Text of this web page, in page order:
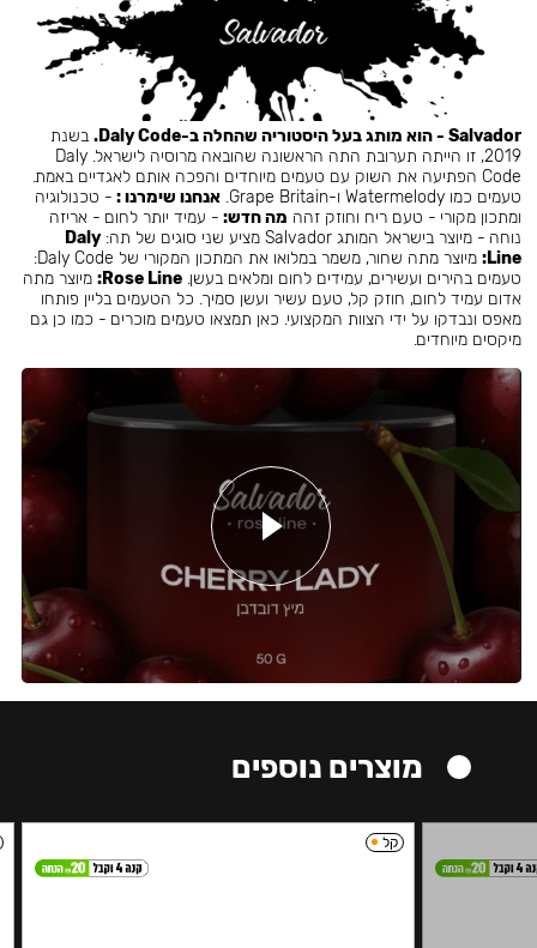
Salvador - הוא מותג בעל היסטוריה שהחלה ב-Daly Code.
בשנת
2019, זו הייתה תערובת התה הראשונה שהובאה מרוסיה לישראל. Daly
Code הפתיעה את השוק עם טעמים מיוחדים והפכה אותם לאגדיים באמת.
טעמים כמו Watermelody ו-Grape Britain.
אנחנו שימרנו : - טכנולוגיה
ומתכון מקורי - טעם ריח וחוזק זהה מה חדש: - עמיד יותר לחום - אריזה
נוחה - מיוצר בישראל המותג Salvador מציע שני סוגים של תה:
Daly
Line:
מיוצר מתה שחור, משמר במלואו את המתכון המקורי של Daly Code:
טעמים בהירים ועשירים, עמידים לחום ומלאים בעשן.Rose Line: מיוצר מתה
אדום עמיד לחום, חוזק קל, טעם עשיר ועשן סמיך. כל הטעמים בליין פותחו
מאפס ונבדקו על ידי הצוות המקצועי. כאן תמצאו טעמים מוכרים - כמו כן גם
מיקסים מיוחדים.
מוצרים נוספים
קל